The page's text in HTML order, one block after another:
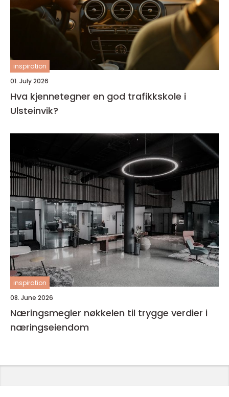
inspiration
01. July 2026
Hva kjennetegner en god trafikkskole i
Ulsteinvik?
inspiration
08. June 2026
Næringsmegler nøkkelen til trygge verdier i
næringseiendom